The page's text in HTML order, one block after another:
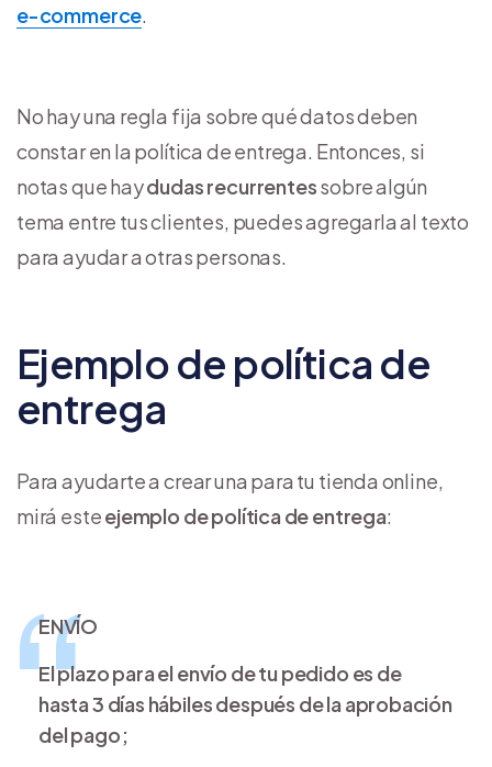
e-commerce.
No hay una regla fija sobre qué datos deben
constar en la política de entrega. Entonces, si
notas que haydudas recurrentessobre algún
tema entre tus clientes, puedes agregarla al texto
para ayudar a otras personas.
Ejemplo de política de
entrega
Para ayudarte a crear una para tu tienda online,
mirá esteejemplo de política de entrega:
ENVÍO
El plazo para el envío de tu pedido es de
hasta 3 días hábiles después de la aprobación
del pago;